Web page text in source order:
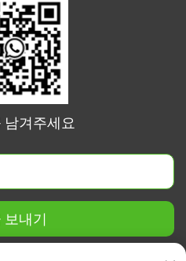
남겨주세요
보내기